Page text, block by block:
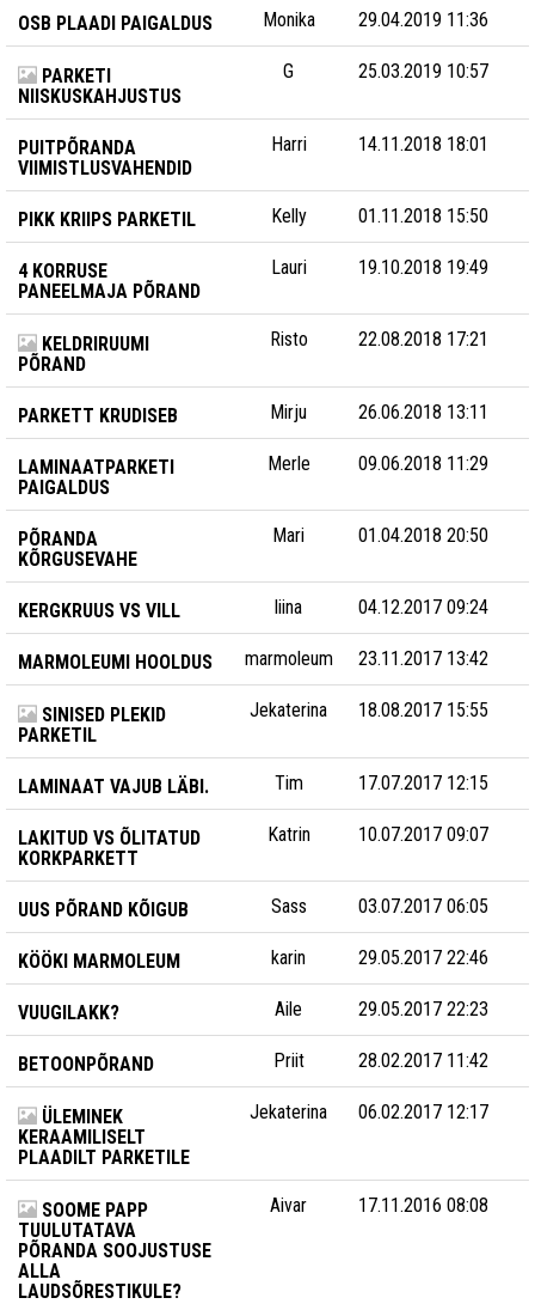
OSB PLAADI PAIGALDUS Monika 29.04.2019 11:36
PARKETI
NIISKUSKAHJUSTUS
G 25.03.2019 10:57
PUITPÕRANDA
VIIMISTLUSVAHENDID
Harri 14.11.2018 18:01
PIKK KRIIPS PARKETIL Kelly 01.11.2018 15:50
4 KORRUSE
PANEELMAJA PÕRAND
Lauri 19.10.2018 19:49
KELDRIRUUMI
PÕRAND
Risto 22.08.2018 17:21
PARKETT KRUDISEB Mirju 26.06.2018 13:11
LAMINAATPARKETI
PAIGALDUS
Merle 09.06.2018 11:29
PÕRANDA
KÕRGUSEVAHE
Mari 01.04.2018 20:50
KERGKRUUS VS VILL liina 04.12.2017 09:24
MARMOLEUMI HOOLDUS marmoleum 23.11.2017 13:42
SINISED PLEKID
PARKETIL
Jekaterina 18.08.2017 15:55
LAMINAAT VAJUB LÄBI. Tim 17.07.2017 12:15
LAKITUD VS ÕLITATUD
KORKPARKETT
Katrin 10.07.2017 09:07
UUS PÕRAND KÕIGUB Sass 03.07.2017 06:05
KÖÖKI MARMOLEUM karin 29.05.2017 22:46
VUUGILAKK? Aile 29.05.2017 22:23
BETOONPÕRAND Priit 28.02.2017 11:42
ÜLEMINEK
KERAAMILISELT
PLAADILT PARKETILE
Jekaterina 06.02.2017 12:17
SOOME PAPP
TUULUTATAVA
PÕRANDA SOOJUSTUSE
ALLA
LAUDSÕRESTIKULE?
Aivar 17.11.2016 08:08